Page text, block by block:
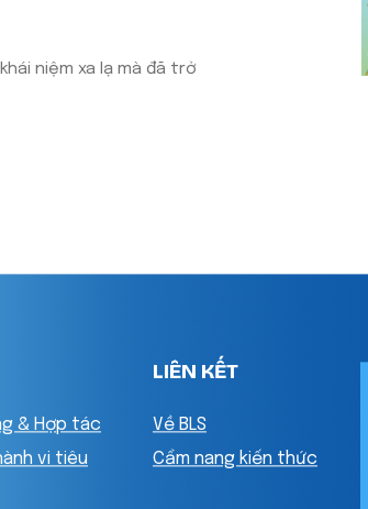
niệm xa lạ mà đã trở
& Hợp tác
vi tiêu
LIÊN KẾT
Về BLS
Cẩm nang kiến thức